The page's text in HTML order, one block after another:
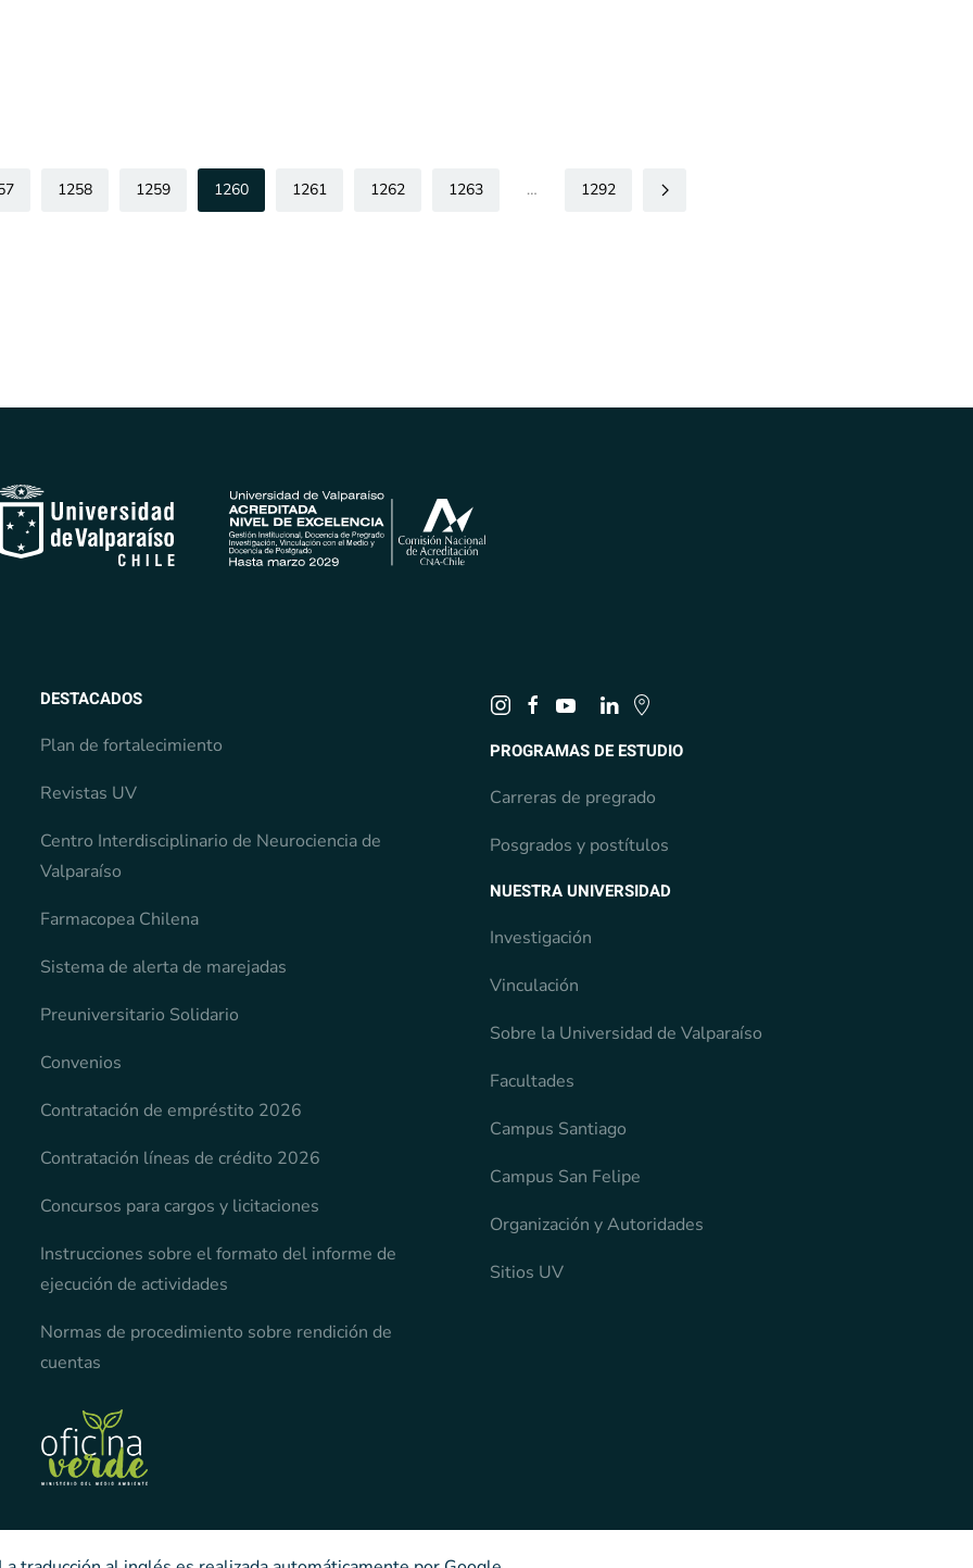
1258 1259 1260 1261 1262 1263 … 1292
DESTACADOS
Plan de fortalecimiento
Revistas UV
Centro Interdisciplinario de Neurociencia de
Valparaíso
Farmacopea Chilena
Sistema de alerta de marejadas
Preuniversitario Solidario
Convenios
Contratación de empréstito 2026
Contratación líneas de crédito 2026
Concursos para cargos y licitaciones
Instrucciones sobre el formato del informe de
ejecución de actividades
Normas de procedimiento sobre rendición de
cuentas
PROGRAMAS DE ESTUDIO
Carreras de pregrado
Posgrados y postítulos
NUESTRA UNIVERSIDAD
Investigación
Vinculación
Sobre la Universidad de Valparaíso
Facultades
Campus Santiago
Campus San Felipe
Organización y Autoridades
Sitios UV